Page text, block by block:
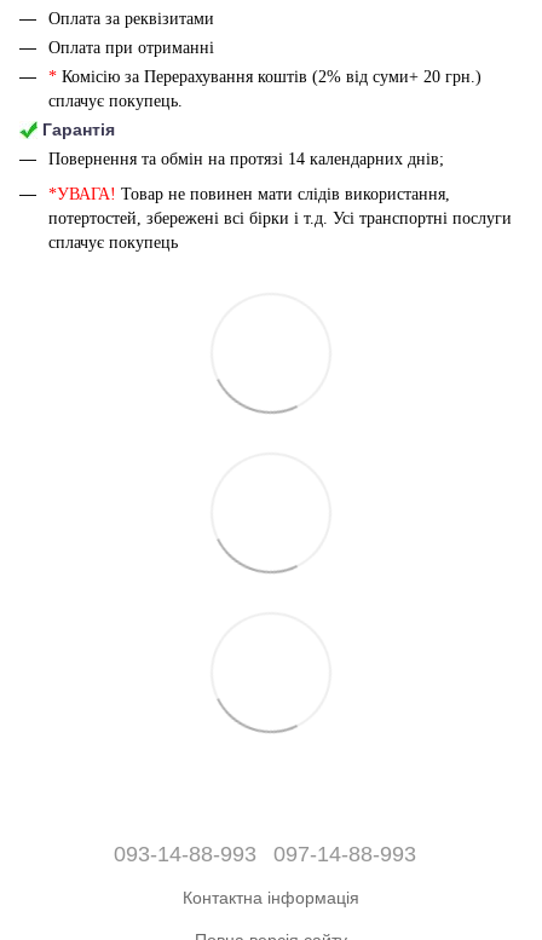
Оплата за реквізитами
Оплата при отриманні
* Комісію за Перерахування коштів (2% від суми+ 20 грн.)
сплачує покупець.
Гарантія
Повернення та обмін на протязі 14 календарних днів;
*УВАГА! Товар не повинен мати слідів використання,
потертостей, збережені всі бірки і т.д. Усі транспортні послуги
сплачує покупець
093-14-88-993 097-14-88-993
Контактна інформація